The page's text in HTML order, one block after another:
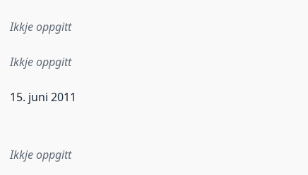
Ikkje oppgitt
Ikkje oppgitt
dataa i dette datasettet først blei utgitt. Det kan ha
15. juni 2011
Ikkje oppgitt